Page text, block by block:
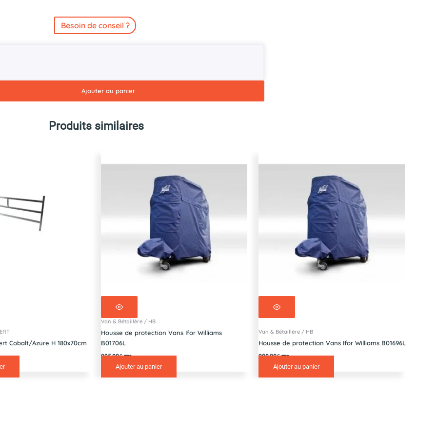
Besoin de conseil ?
Ajouter au panier
Produits similaires
Cobalt/Azure H 180x70cm
Van & Bétaillère / HB
Housse de protection Vans Ifor Williams
B01706L
995,00€ TTC
Ajouter au panier
Van & Bétaillère / HB
Housse de protection Vans Ifor Williams B01696L
998,00€ TTC
Ajouter au panier